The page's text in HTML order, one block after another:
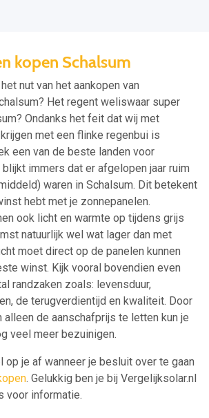
kopen Schalsum
nut van het aankopen van
Het regent weliswaar super
Ondanks het feit dat wij met
met een flinke regenbui is
een van de beste landen voor
immers dat er afgelopen jaar ruim
waren in Schalsum. Dit betekent
hebt met je zonnepanelen.
ook licht en warmte op tijdens grijs
natuurlijk wel wat lager dan met
moet direct op de panelen kunnen
winst. Kijk vooral bovendien even
randzaken zoals: levensduur,
de terugverdientijd en kwaliteit. Door
alleen de aanschafprijs te letten kun je
veel meer bezuinigen.
op je af wanneer je besluit over te gaan
. Gelukkig ben je bij Vergelijksolar.nl
voor informatie.